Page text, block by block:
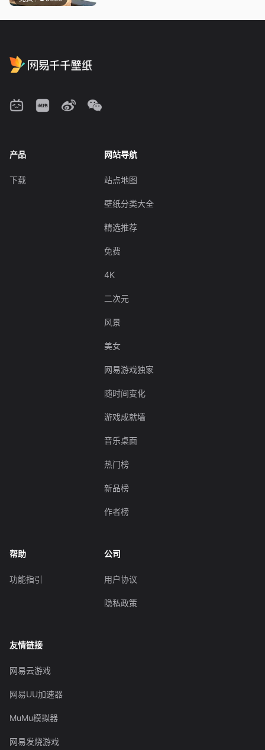
产品
下载
网站导航
站点地图
壁纸分类大全
精选推荐
免费
4K
二次元
风景
美女
网易游戏独家
随时间变化
游戏成就墙
音乐桌面
热门榜
新品榜
作者榜
帮助
功能指引
公司
用户协议
隐私政策
友情链接
网易云游戏
网易UU加速器
MuMu模拟器
网易发烧游戏